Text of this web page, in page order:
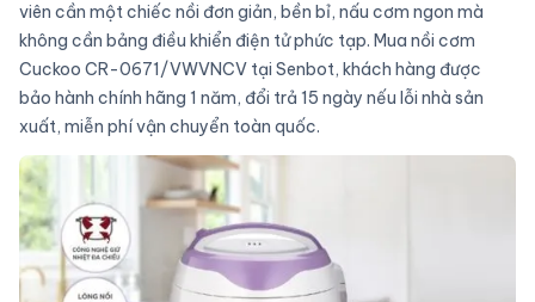
viên cần một chiếc nồi đơn giản, bền bỉ, nấu cơm ngon mà
không cần bảng điều khiển điện tử phức tạp. Mua nồi cơm
Cuckoo CR-0671/VWVNCV tại Senbot, khách hàng được
bảo hành chính hãng 1 năm, đổi trả 15 ngày nếu lỗi nhà sản
xuất, miễn phí vận chuyển toàn quốc.